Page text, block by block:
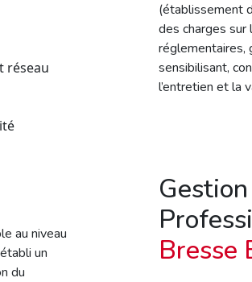
réseau
(établissement
des charges
réglementaires,
sensibilisant,
l’entretien et la
au niveau
un
du
Bresse